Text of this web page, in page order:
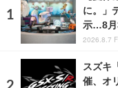
に。」
示…8月
2026.8.7
スズキ
催、オ